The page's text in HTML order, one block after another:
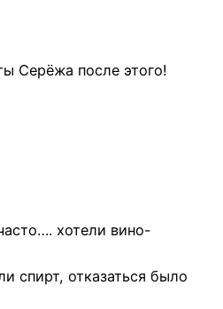
Серёжа после этого!
хотели вино-
спирт, отказаться было